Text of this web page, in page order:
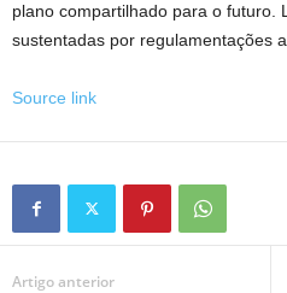
plano compartilhado para o futuro.
sustentadas por regulamentações
Source link
Artigo anterior